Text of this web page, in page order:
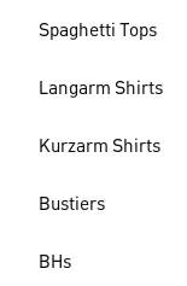
Spaghetti Tops
Langarm Shirts
Kurzarm Shirts
Bustiers
BHs